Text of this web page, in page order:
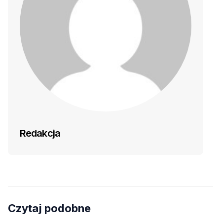
Redakcja
Czytaj podobne